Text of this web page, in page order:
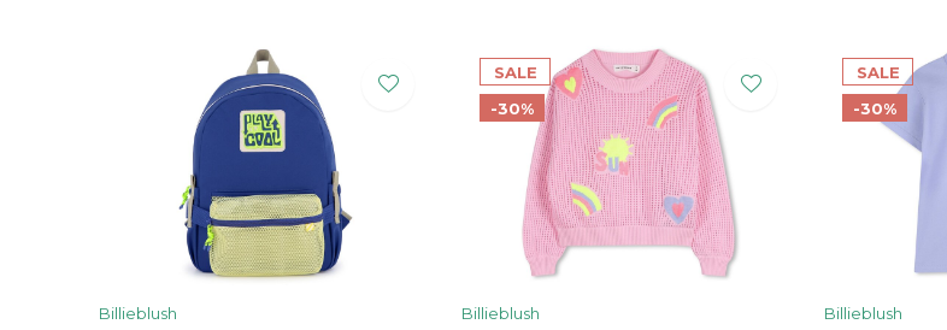
Billieblush
SALE
-30%
Billieblush
SALE
-30%
Billieblush